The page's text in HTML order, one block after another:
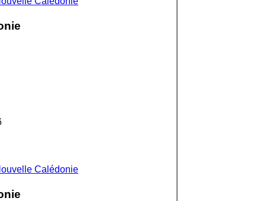
Calédonie